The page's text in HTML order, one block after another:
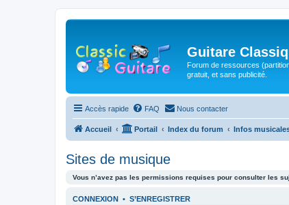
Guitare
Forum de ressources
gratuit, et sans publicité.
Accès rapide FAQ Nous contacter
Accueil Portail Index du forum Infos
Sites de musique
Vous n’avez pas les permissions requises pour consulter les
CONNEXION • S’ENREGISTRER